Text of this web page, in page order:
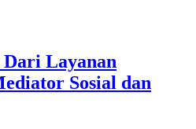
Layanan
Sosial dan